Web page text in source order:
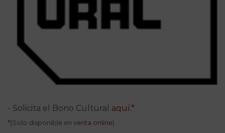
- Solicita el Bono Cultural aquí.*
*(Solo disponible enventa online)